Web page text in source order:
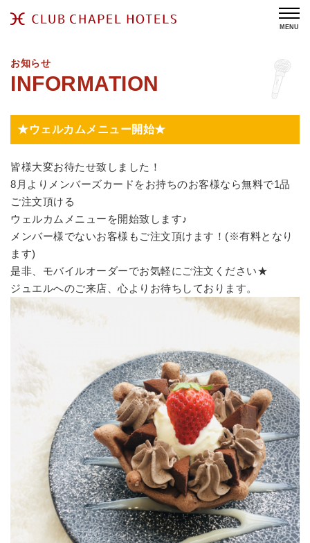
MENU
お知らせ
★ウェルカムメニュー開始★
皆様大変お待たせ致しました！
8月よりメンバーズカードをお持ちのお客様なら無料で1品
ご注文頂ける
ウェルカムメニューを開始致します♪
メンバー様でないお客様もご注文頂けます！(※有料となり
ます)
是非、モバイルオーダーでお気軽にご注文ください★
ジュエルへのご来店、心よりお待ちしております。